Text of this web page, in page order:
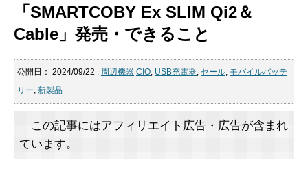
「SMARTCOBY Ex SLIM Qi2＆
Cable」発売・できること
公開日： 2024/09/22 : 周辺機器 CIO, USB充電器, セール, モバイルバッテ
リー, 新製品
この記事にはアフィリエイト広告・広告が含まれ
ています。